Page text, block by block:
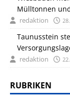
Mülltonnen
redaktion
Taunusstein
redaktion
RUBRIKEN